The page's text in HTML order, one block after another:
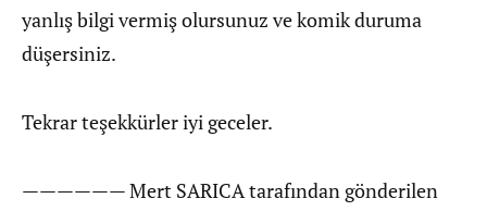
yanlış bilgi vermiş olursunuz ve komik duruma
düşersiniz.
Tekrar teşekkürler iyi geceler.
—————— Mert SARICA tarafından gönderilen